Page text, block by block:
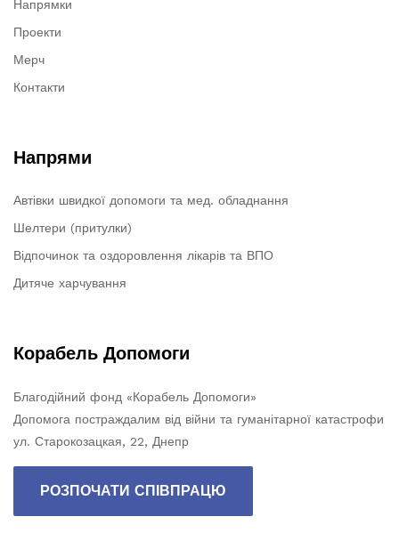
Напрямки
Проекти
Мерч
Контакти
Напрями
Автівки швидкої допомоги та мед. обладнання
Шелтери (притулки)
Відпочинок та оздоровлення лікарів та ВПО
Дитяче харчування
Корабель Допомоги
Благодійний фонд «Корабель Допомоги»
Допомога постраждалим від війни та гуманітарної катастрофи
ул. Старокозацкая, 22, Днепр
РОЗПОЧАТИ СПІВПРАЦЮ